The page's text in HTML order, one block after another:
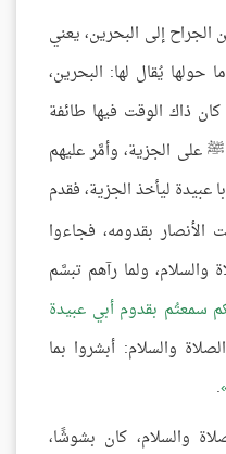
إلى البحرين، يعني
حولها يُقال لها: البحرين،
ذاك الوقت فيها طائفة
ﷺ على الجزية، وأمَّر عليهم
عبيدة ليأخذ الجزية، فقدم
الأنصار بقدومه، فجاءوا
والسلام، ولما رآهم تبسَّم
سمعتُم بقدوم أبي عبيدة
والسلام: أبشروا بما
.
والسلام، كان بشوشًا،